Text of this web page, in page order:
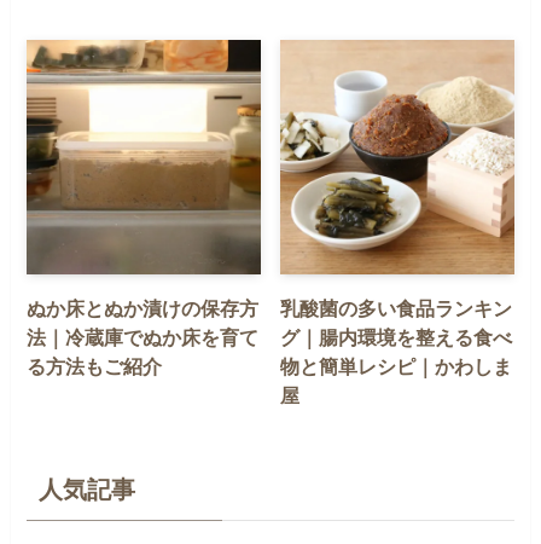
ぬか床とぬか漬けの保存方
法｜冷蔵庫でぬか床を育て
る方法もご紹介
乳酸菌の多い食品ランキン
グ｜腸内環境を整える食べ
物と簡単レシピ｜かわしま
屋
人気記事